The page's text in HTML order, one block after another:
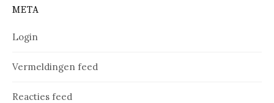
META
Login
Vermeldingen feed
Reacties feed